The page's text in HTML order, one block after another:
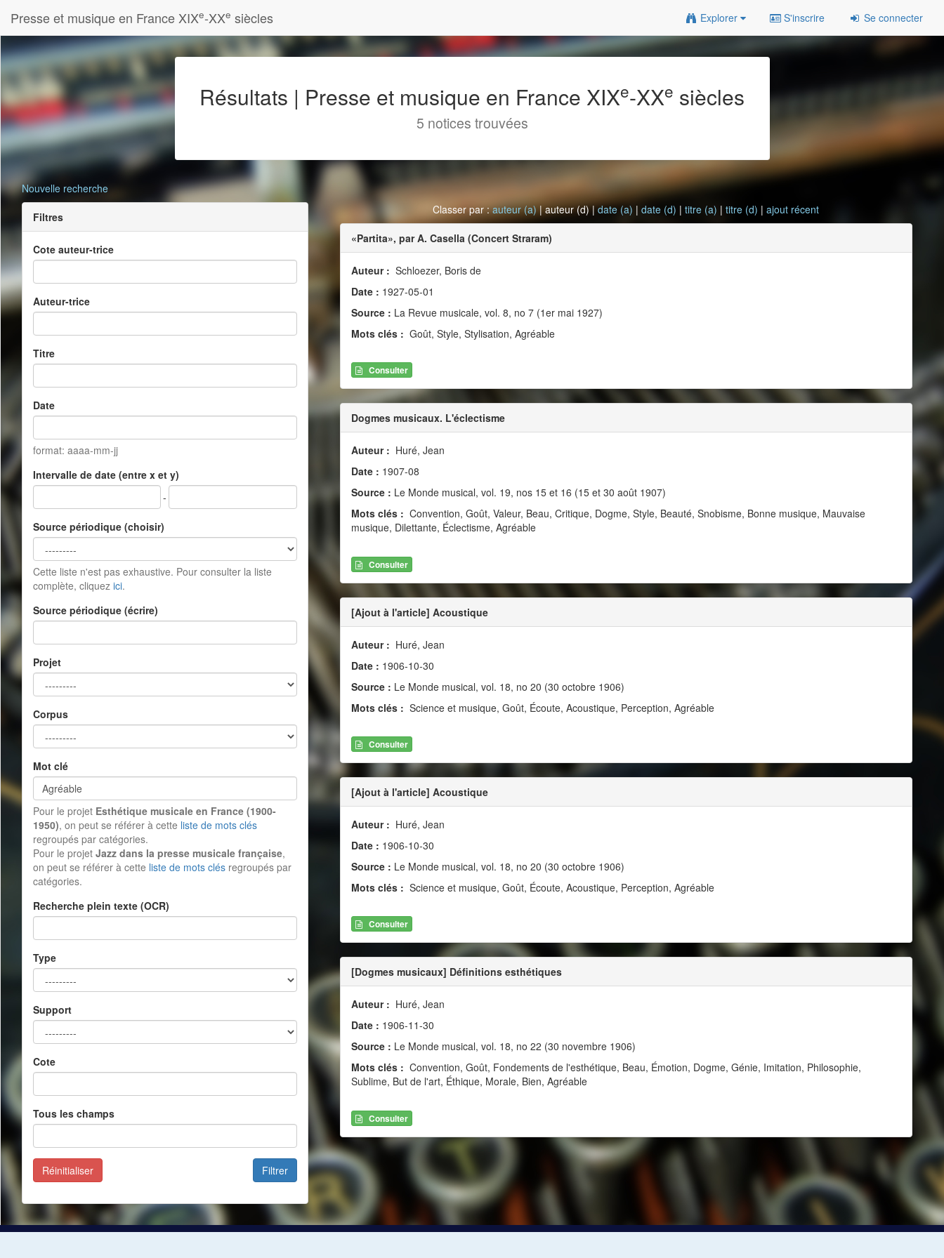
Presse et musique en France XIXe-XXe siècles Explorer S'inscrire Se connecter
Résultats | Presse et musique en France XIXe-XXe siècles
5 notices trouvées
Nouvelle recherche
Filtres
Cote auteur-trice
Auteur-trice
Titre
Date
format: aaaa-mm-jj
Intervalle de date (entre x et y)
-
Source périodique (choisir)
Cette liste n'est pas exhaustive. Pour consulter la liste
complète, cliquez ici.
Source périodique (écrire)
Projet
Corpus
Mot clé
Pour le projet Esthétique musicale en France (1900-
1950), on peut se référer à cette liste de mots clés
regroupés par catégories.
Pour le projet Jazz dans la presse musicale française,
on peut se référer à cette liste de mots clés regroupés par
catégories.
Recherche plein texte (OCR)
Type
Support
Cote
Tous les champs
Filtrer
Réinitialiser
Classer par :auteur (a)| auteur (d) |date (a) |date (d) |titre (a) |titre (d) |ajout récent
«Partita», par A. Casella (Concert Straram)
Auteur : Schloezer, Boris de
Date : 1927-05-01
Source : La Revue musicale, vol. 8, no 7 (1er mai 1927)
Mots clés : Goût, Style, Stylisation, Agréable
Consulter
Dogmes musicaux. L'éclectisme
Auteur : Huré, Jean
Date : 1907-08
Source : Le Monde musical, vol. 19, nos 15 et 16 (15 et 30 août 1907)
Mots clés : Convention, Goût, Valeur, Beau, Critique, Dogme, Style, Beauté, Snobisme, Bonne musique, Mauvaise
musique, Dilettante, Éclectisme, Agréable
Consulter
[Ajout à l'article] Acoustique
Auteur : Huré, Jean
Date : 1906-10-30
Source : Le Monde musical, vol. 18, no 20 (30 octobre 1906)
Mots clés : Science et musique, Goût, Écoute, Acoustique, Perception, Agréable
Consulter
[Ajout à l'article] Acoustique
Auteur : Huré, Jean
Date : 1906-10-30
Source : Le Monde musical, vol. 18, no 20 (30 octobre 1906)
Mots clés : Science et musique, Goût, Écoute, Acoustique, Perception, Agréable
Consulter
[Dogmes musicaux] Définitions esthétiques
Auteur : Huré, Jean
Date : 1906-11-30
Source : Le Monde musical, vol. 18, no 22 (30 novembre 1906)
Mots clés : Convention, Goût, Fondements de l'esthétique, Beau, Émotion, Dogme, Génie, Imitation, Philosophie,
Sublime, But de l'art, Éthique, Morale, Bien, Agréable
Consulter